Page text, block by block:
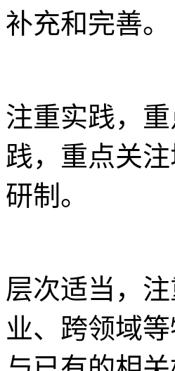
补充和完善。
注重实践，
践，重点关
研制。
层次适当，
业、跨领域